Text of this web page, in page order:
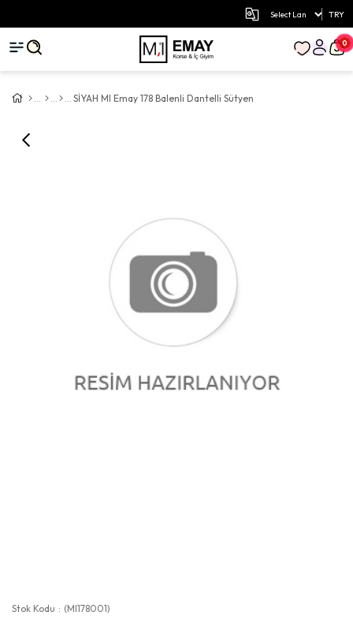
TRY
0
SİYAH MI Emay 178 Balenli Dantelli Sütyen
Stok Kodu (MI178001)